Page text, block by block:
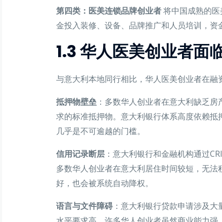
第四类：医美连锁品牌创业者将中国成熟的医
金投入装修、设备、品牌推广和人员培训，资
1.3 华人医美创业者面
与意大利本地同行相比，华人医美创业者在融
抵押物壁垒：多数华人创业者在意大利缺乏
求的标准抵押物。意大利银行体系高度依赖
几乎是不可逾越的门槛。
信用记录断层：意大利银行和金融机构通过
多数华人创业者在意大利居住时间较短，无
好，也会被系统自动降权。
语言与文件障碍：意大利银行贷款申请涉及